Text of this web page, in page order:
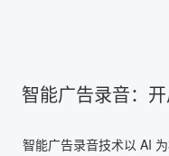
智能广告录音：
智能广告录音技术以 AI